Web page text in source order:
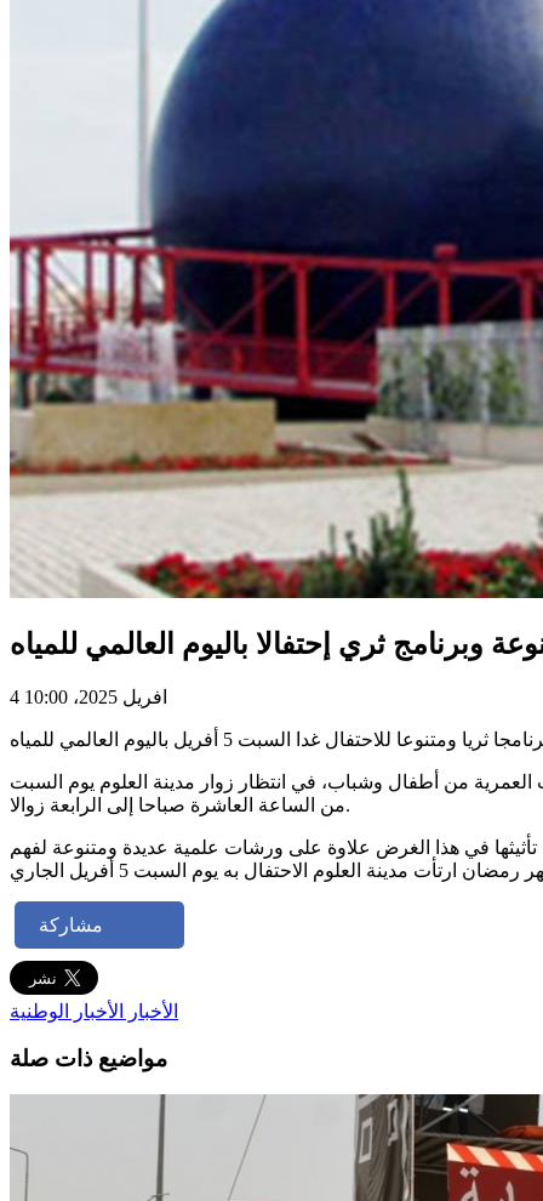
4 افريل 2025، 10:00
من أطفال وشباب، في انتظار زوار مدينة العلوم يوم السبت
من الساعة العاشرة صباحا إلى الرابعة زوالا.
على أهمية الوعي لتغيير سلوكيات التصرف مع الماء، مشيرا إلى أن محاضرات مدتها بين 20 و25 دقيقة سيتم تأثيثها في هذا الغرض علاوة على ورشات علمية عديدة ومتنوعة لفهم
مشاركة
الأخبار الأخبار الوطنية
مواضيع ذات صلة